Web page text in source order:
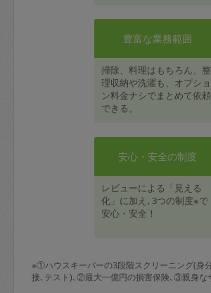
豊富な業務範囲
掃除、料理はもちろん、整
理収納や洗濯も、オプショ
ン料金ナシでまとめて依頼
できる。
安心・安全の制度
レビューによる「見える
化」に加え､3つの制度※で
安心・安全！
※①ハウスキーパーの3段階スクリーニング(身
接､テスト)､②最大一億円の損害保険､③親身な